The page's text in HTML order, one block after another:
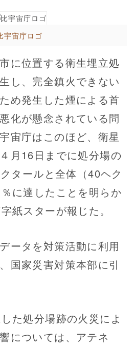
宇宙庁ロゴ
に位置する衛生埋立処
し、完全鎮火できない
め発生した煙による首
化が懸念されている問
宙庁はこのほど、衛星
月16日までに処分場の
タールと全体（40ヘク
に達したことを明らか
紙スターが報じた。
ータを対策活動に利用
国家災害対策本部に引
た処分場跡の火災によ
については、アテネ